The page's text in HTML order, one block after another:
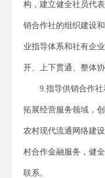
构，建立健全社员代
销合作社的组织建设
业指导体系和社有企
开、上下贯通、整体
9.指导供销合作
拓展经营服务领域，
农村现代流通网络建
村合作金融服务，健
联系。